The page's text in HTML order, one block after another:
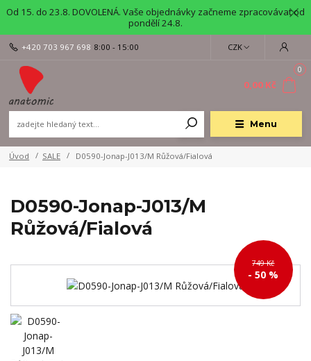
Od 15. do 23.8. DOVOLENÁ. Vaše objednávky začneme zpracovávat od
pondělí 24.8.
Menu
CZK
+420 703 967 698 8:00 - 15:00
0
0,00 Kč
Úvod SALE D0590-Jonap-J013/M Růžová/Fialová
D0590-Jonap-J013/M
Růžová/Fialová
749 Kč
- 50 %